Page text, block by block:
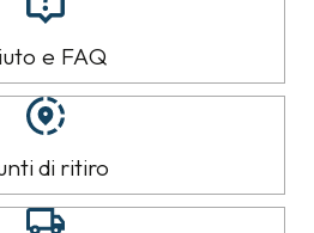
e FAQ
di ritiro